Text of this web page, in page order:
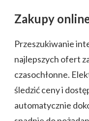
Zakupy
Przeszukiwanie
najlepszych ofert
czasochłonne.
śledzić ceny i
automatycznie